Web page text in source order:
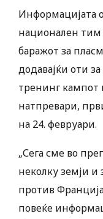
Информацијата
национален тим
баражот за
додавајќи оти
тренинг кампот
натпревари,
на 24. февруари.
„Сега сме во
неколку земји
против
повеќе